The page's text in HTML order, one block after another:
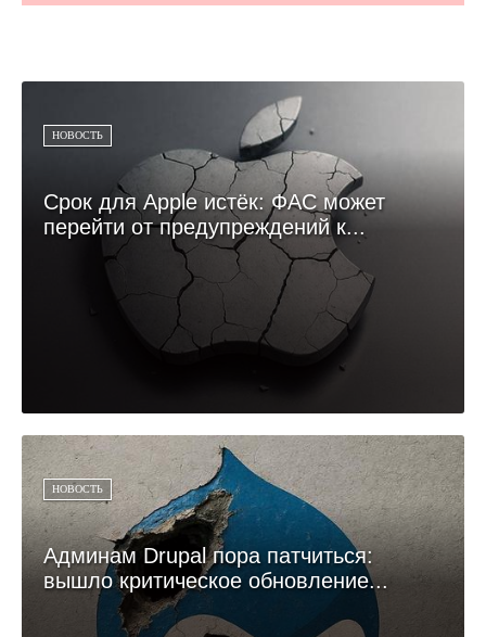
НОВОСТЬ
Срок для Apple истёк: ФАС может
перейти от предупреждений к...
НОВОСТЬ
Админам Drupal пора патчиться:
вышло критическое обновление...